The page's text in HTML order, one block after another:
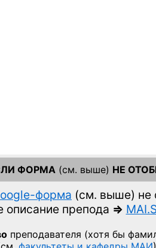
ФОРМА (см. выше) НЕ
форма (см. выше) не
описание препода =>
преподавателя (хотя бы